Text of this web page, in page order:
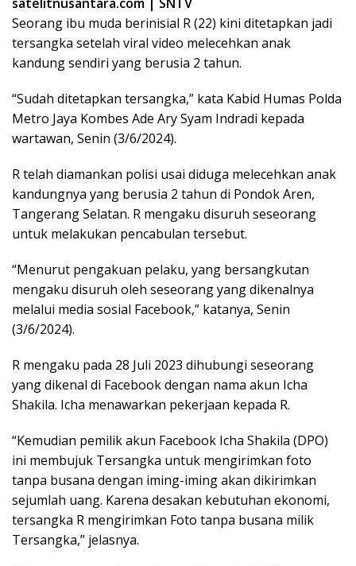
Seorang ibu muda berinisial R (22) kini ditetapkan jadi
tersangka setelah viral video melecehkan anak
kandung sendiri yang berusia 2 tahun.
“Sudah ditetapkan tersangka,” kata Kabid Humas Polda
Metro Jaya Kombes Ade Ary Syam Indradi kepada
wartawan, Senin (3/6/2024).
R telah diamankan polisi usai diduga melecehkan anak
kandungnya yang berusia 2 tahun di Pondok Aren,
Tangerang Selatan. R mengaku disuruh seseorang
untuk melakukan pencabulan tersebut.
“Menurut pengakuan pelaku, yang bersangkutan
mengaku disuruh oleh seseorang yang dikenalnya
melalui media sosial Facebook,” katanya, Senin
(3/6/2024).
R mengaku pada 28 Juli 2023 dihubungi seseorang
yang dikenal di Facebook dengan nama akun Icha
Shakila. Icha menawarkan pekerjaan kepada R.
“Kemudian pemilik akun Facebook Icha Shakila (DPO)
ini membujuk Tersangka untuk mengirimkan foto
tanpa busana dengan iming-iming akan dikirimkan
sejumlah uang. Karena desakan kebutuhan ekonomi,
tersangka R mengirimkan Foto tanpa busana milik
Tersangka,” jelasnya.